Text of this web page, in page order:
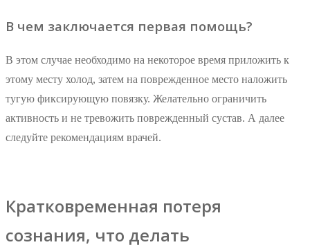
В чем заключается первая помощь?
В этом случае необходимо на некоторое время приложить к
этому месту холод, затем на поврежденное место наложить
тугую фиксирующую повязку. Желательно ограничить
активность и не тревожить поврежденный сустав. А далее
следуйте рекомендациям врачей.
Кратковременная потеря
сознания, что делать